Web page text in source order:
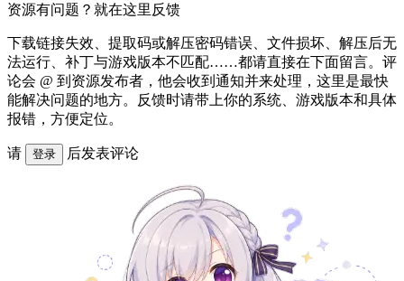
资源有问题？就在这里反馈
下载链接失效、提取码或解压密码错误、文件损坏、解压后无
法运行、补丁与游戏版本不匹配……都请直接在下面留言。评
论会 @ 到资源发布者，他会收到通知并来处理，这里是最快
能解决问题的地方。反馈时请带上你的系统、游戏版本和具体
报错，方便定位。
请 登录 后发表评论